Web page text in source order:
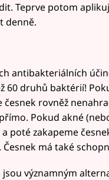
Teprve potom
denně.
antibakteriálních
60 druhů baktérií!
česnek rovněž
Pokud akné
poté zakapeme
má také
významným